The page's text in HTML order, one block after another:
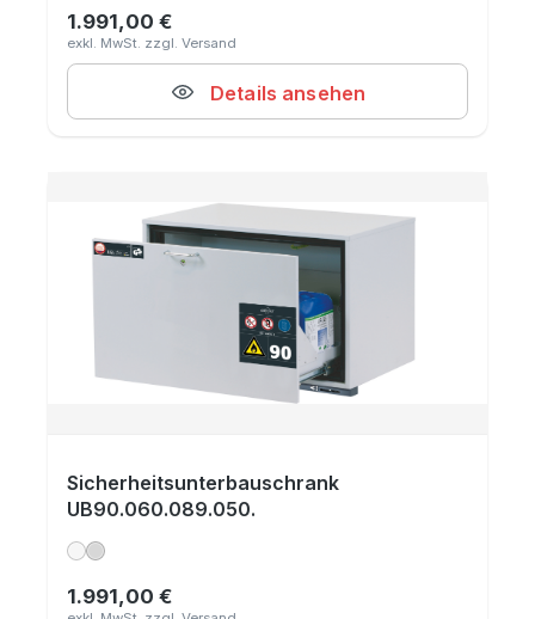
Regulärer Preis:
1.991,00 €
Details ansehen
Sicherheitsunterbauschrank
UB90.060.089.050.
Regulärer Preis:
1.991,00 €